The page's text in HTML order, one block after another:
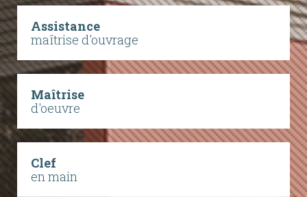
Assistance
maîtrise d'ouvrage
Maîtrise
d'oeuvre
Clef
en main